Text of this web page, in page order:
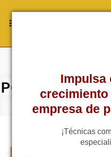
Impulsa
crecimiento
empresa de
¡Técnicas
POSICIÓN DEL